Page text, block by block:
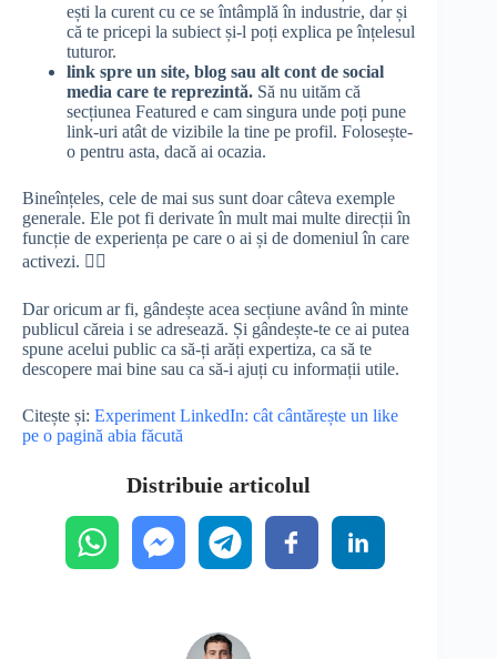
ești la curent cu ce se întâmplă în industrie, dar și
că te pricepi la subiect și-l poți explica pe înțelesul
tuturor.
link spre un site, blog sau alt cont de social
media care te reprezintă. Să nu uităm că
secțiunea Featured e cam singura unde poți pune
link-uri atât de vizibile la tine pe profil. Folosește-
o pentru asta, dacă ai ocazia.
Bineînțeles, cele de mai sus sunt doar câteva exemple
generale. Ele pot fi derivate în mult mai multe direcții în
funcție de experiența pe care o ai și de domeniul în care
activezi. 👍🏼
Dar oricum ar fi, gândește acea secțiune având în minte
publicul căreia i se adresează. Și gândește-te ce ai putea
spune acelui public ca să-ți arăți expertiza, ca să te
descopere mai bine sau ca să-i ajuți cu informații utile.
Citește și: Experiment LinkedIn: cât cântărește un like
pe o pagină abia făcută
Distribuie articolul